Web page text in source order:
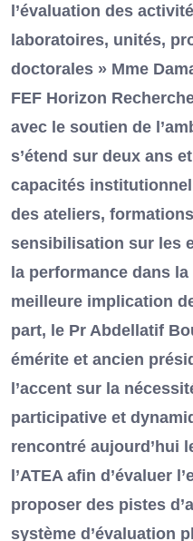
l’évaluation des
laboratoires, unités,
doctorales » Mme
FEF Horizon
avec le soutien de
s’étend sur deux ans
capacités
des ateliers,
sensibilisation sur les
la performance dans
meilleure implication
part, le Pr Abdellatif
émérite et ancien
l’accent sur la
participative et
rencontré aujourd’hui
l’ATEA afin d’évaluer
proposer des pistes
système d’évaluation